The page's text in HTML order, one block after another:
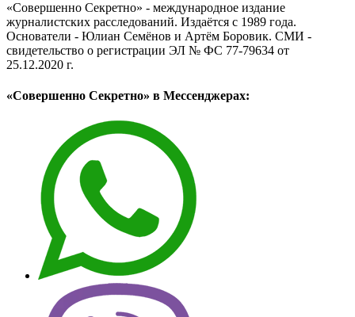
«Совершенно Секретно» - международное издание
журналистских расследований. Издаётся с 1989 года.
Основатели - Юлиан Семёнов и Артём Боровик. CМИ -
свидетельство о регистрации ЭЛ № ФС 77-79634 от
25.12.2020 г.
«Совершенно Секретно» в Мессенджерах: